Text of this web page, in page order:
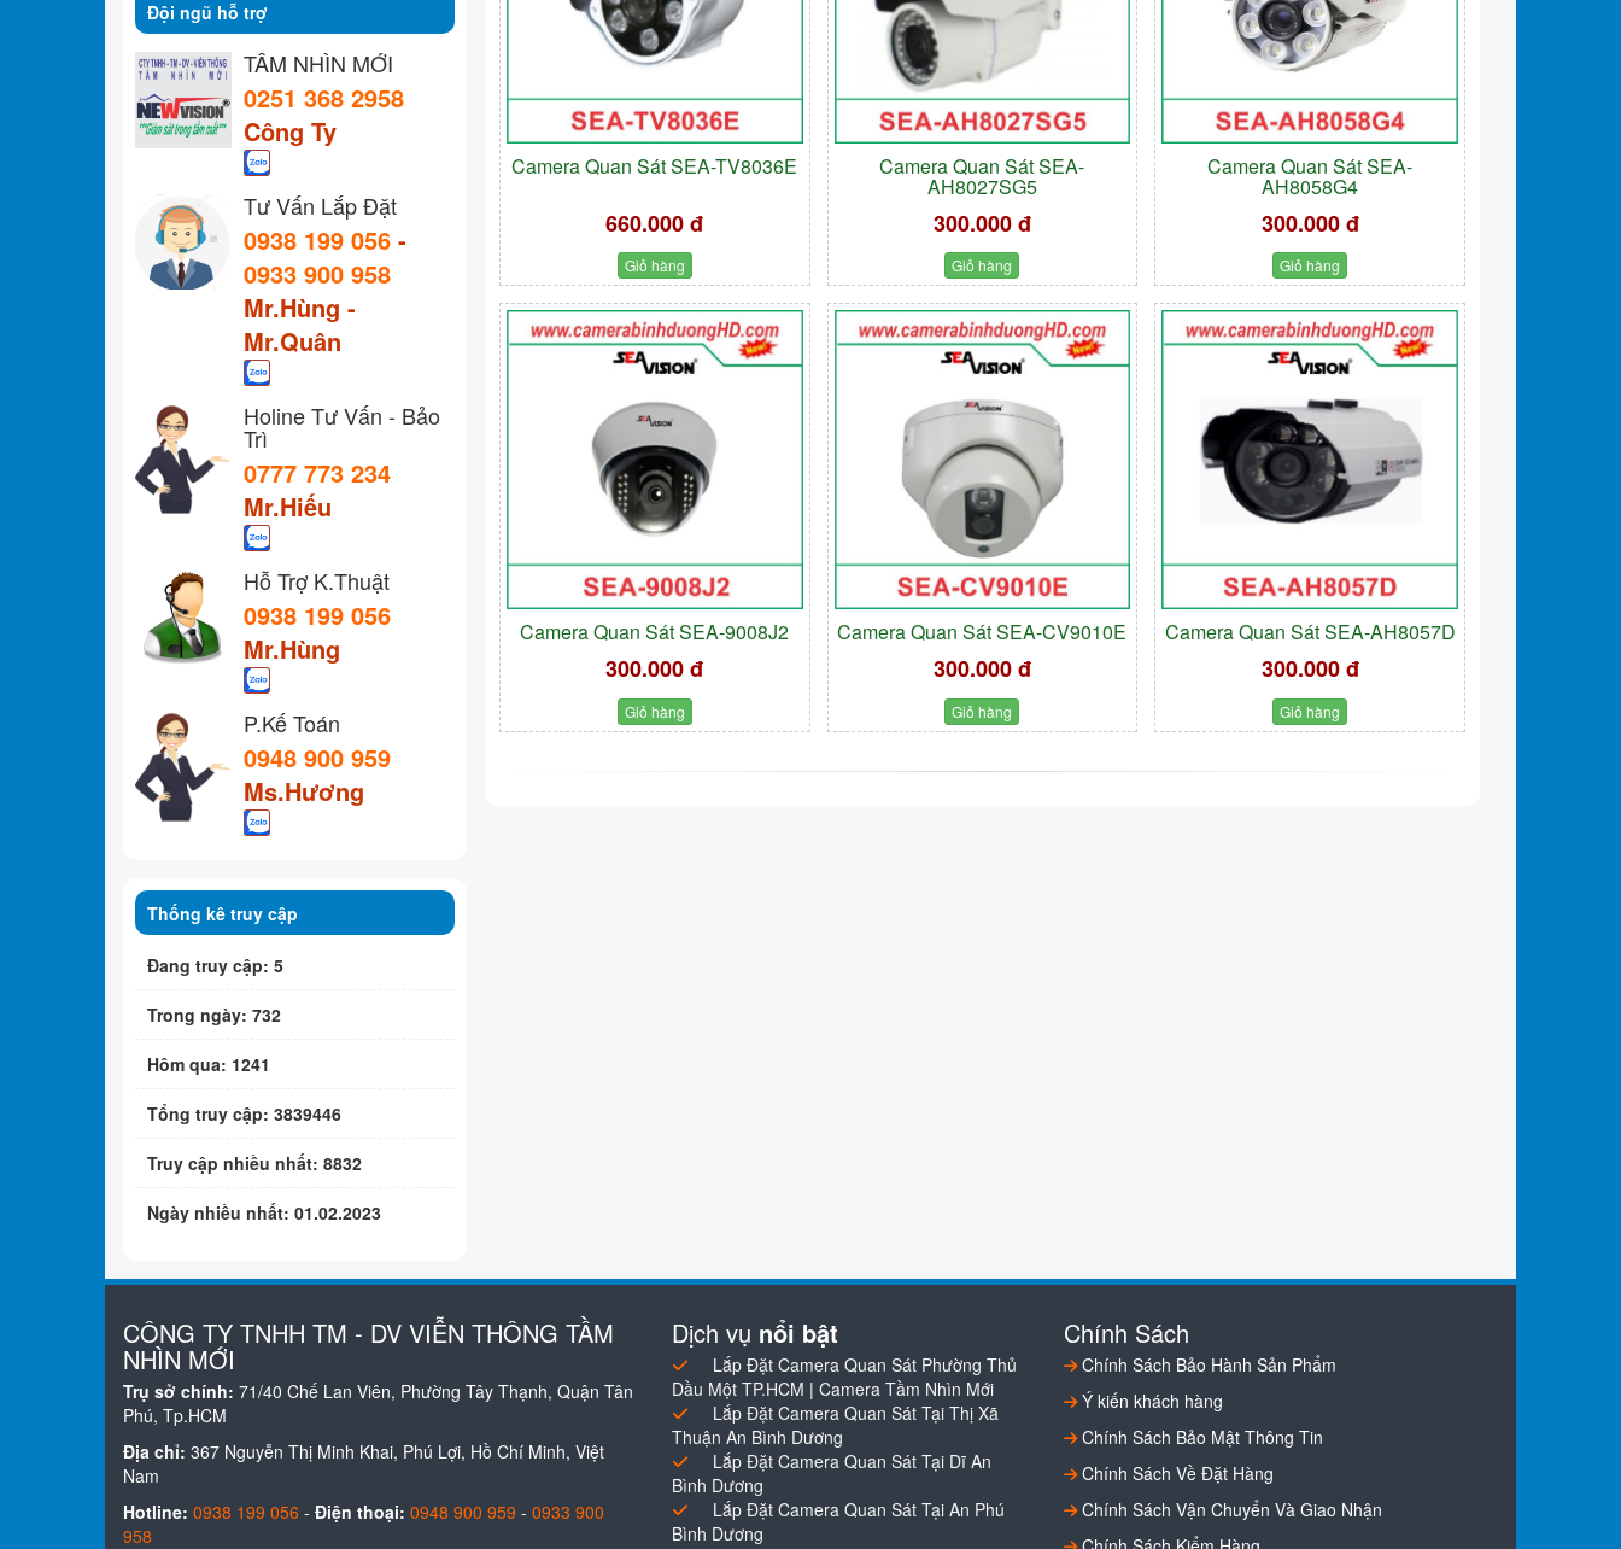
Camera Quan Sát SEA-TV8036E
660.000 đ
Giỏ hàng
Camera Quan Sát SEA-
AH8027SG5
300.000 đ
Giỏ hàng
Camera Quan Sát SEA-
AH8058G4
300.000 đ
Giỏ hàng
Camera Quan Sát SEA-9008J2
300.000 đ
Giỏ hàng
Camera Quan Sát SEA-CV9010E
300.000 đ
Giỏ hàng
Camera Quan Sát SEA-AH8057D
300.000 đ
Giỏ hàng
Đội ngũ hỗ trợ
TẦM NHÌN MỚI
0251 368 2958
Công Ty
Tư Vấn Lắp Đặt
0938 199 056 -
0933 900 958
Mr.Hùng -
Mr.Quân
Holine Tư Vấn - Bảo
Trì
0777 773 234
Mr.Hiếu
Hỗ Trợ K.Thuật
0938 199 056
Mr.Hùng
P.Kế Toán
0948 900 959
Ms.Hương
Thống kê truy cập
Đang truy cập: 5
Trong ngày: 732
Hôm qua: 1241
Tổng truy cập: 3839446
Truy cập nhiều nhất: 8832
Ngày nhiều nhất: 01.02.2023
CÔNG TY TNHH TM - DV VIỄN THÔNG TẦM
NHÌN MỚI
Trụ sở chính: 71/40 Chế Lan Viên, Phường Tây Thạnh, Quận Tân
Phú, Tp.HCM
Địa chỉ: 367 Nguyễn Thị Minh Khai, Phú Lợi, Hồ Chí Minh, Việt
Nam
Hotline: 0938 199 056 - Điện thoại: 0948 900 959 - 0933 900
958
Dịch vụ nổi bật
Lắp Đặt Camera Quan Sát Phường Thủ
Dầu Một TP.HCM | Camera Tầm Nhìn Mới
Lắp Đặt Camera Quan Sát Tại Thị Xã
Thuận An Bình Dương
Lắp Đặt Camera Quan Sát Tại Dĩ An
Bình Dương
Lắp Đặt Camera Quan Sát Tại An Phú
Bình Dương
Chính Sách
Chính Sách Bảo Hành Sản Phẩm
Ý kiến khách hàng
Chính Sách Bảo Mật Thông Tin
Chính Sách Về Đặt Hàng
Chính Sách Vận Chuyển Và Giao Nhận